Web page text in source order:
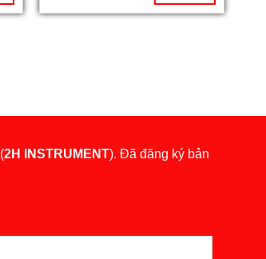
(2H INSTRUMENT). Đã đăng ký bản